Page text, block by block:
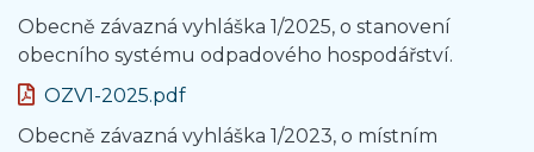
Obecně závazná vyhláška 1/2025, o stanovení
obecního systému odpadového hospodářství.
OZV1-2025.pdf
Obecně závazná vyhláška 1/2023, o místním